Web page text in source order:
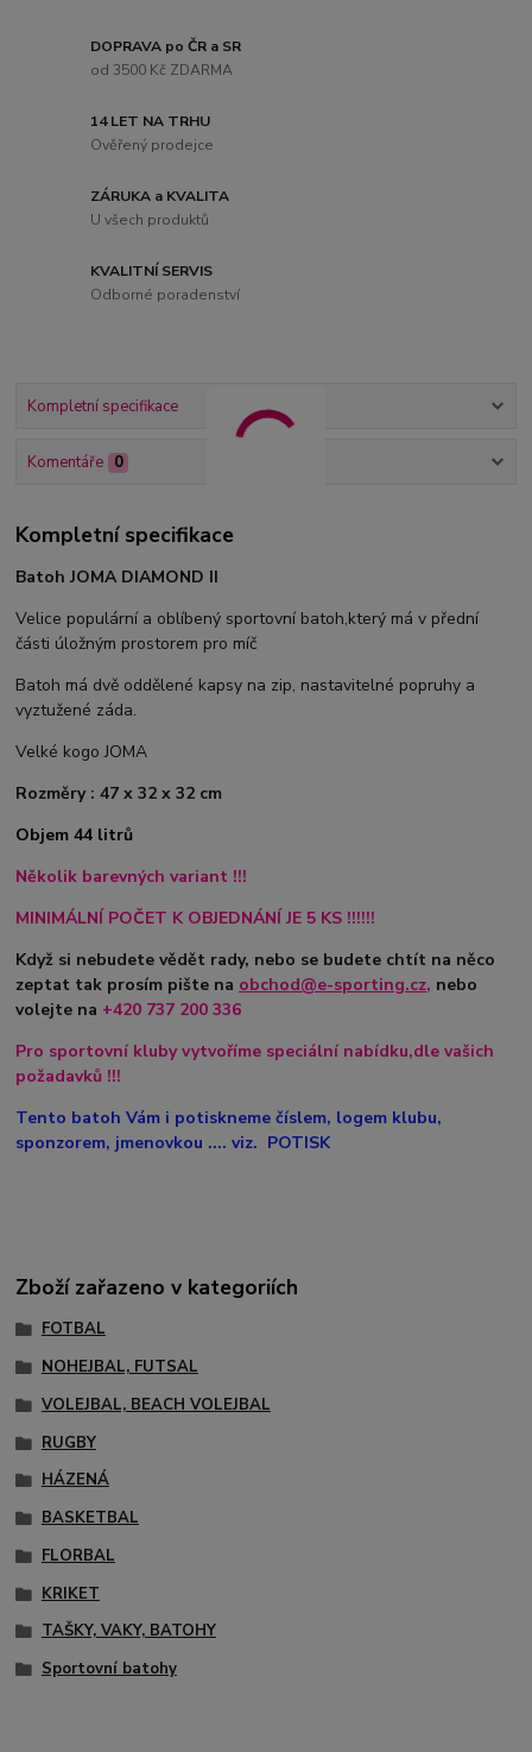
DOPRAVA po ČR a SR
od 3500 Kč ZDARMA
14 LET NA TRHU
Ověřený prodejce
ZÁRUKA a KVALITA
U všech produktů
KVALITNÍ SERVIS
Odborné poradenství
Kompletní specifikace
Komentáře 0
Kompletní specifikace
Batoh JOMA DIAMOND II
Velice populární a oblíbený sportovní batoh,který má v přední
části úložným prostorem pro míč
Batoh má dvě oddělené kapsy na zip, nastavitelné popruhy a
vyztužené záda.
Velké kogo JOMA
Rozměry : 47 x 32 x 32 cm
Objem 44 litrů
Několik barevných variant !!!
MINIMÁLNÍ POČET K OBJEDNÁNÍ JE 5 KS !!!!!!
Když si nebudete vědět rady, nebo se budete chtít na něco
zeptat tak prosím pište na obchod@e-sporting.cz, nebo
volejte na +420 737 200 336
Pro sportovní kluby vytvoříme speciální nabídku,dle vašich
požadavků !!!
Tento batoh Vám i potiskneme číslem, logem klubu,
sponzorem, jmenovkou .... viz. POTISK
Zboží zařazeno v kategoriích
FOTBAL
NOHEJBAL, FUTSAL
VOLEJBAL, BEACH VOLEJBAL
RUGBY
HÁZENÁ
BASKETBAL
FLORBAL
KRIKET
TAŠKY, VAKY, BATOHY
Sportovní batohy